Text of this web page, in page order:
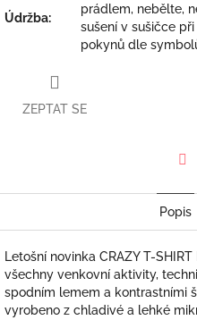
Údržba:
prádlem, nebělte,
sušení v sušičce
pokynů dle
ZEPTAT SE
Popis
Letošní novinka CRAZY T-
všechny venkovní aktivity,
spodním lemem a kontrastními
vyrobeno z chladivé a lehké